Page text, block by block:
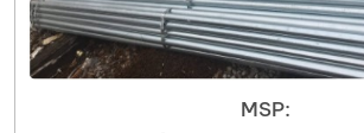
MSP: